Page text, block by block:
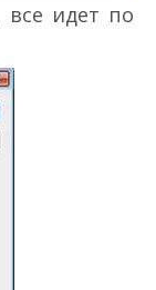
все идет по